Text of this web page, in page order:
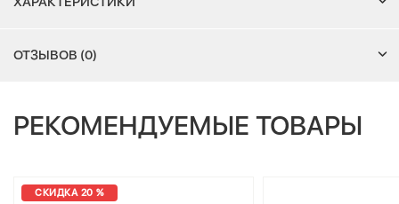
ОТЗЫВОВ (0)
РЕКОМЕНДУЕМЫЕ ТОВАРЫ
СКИДКА 20 %